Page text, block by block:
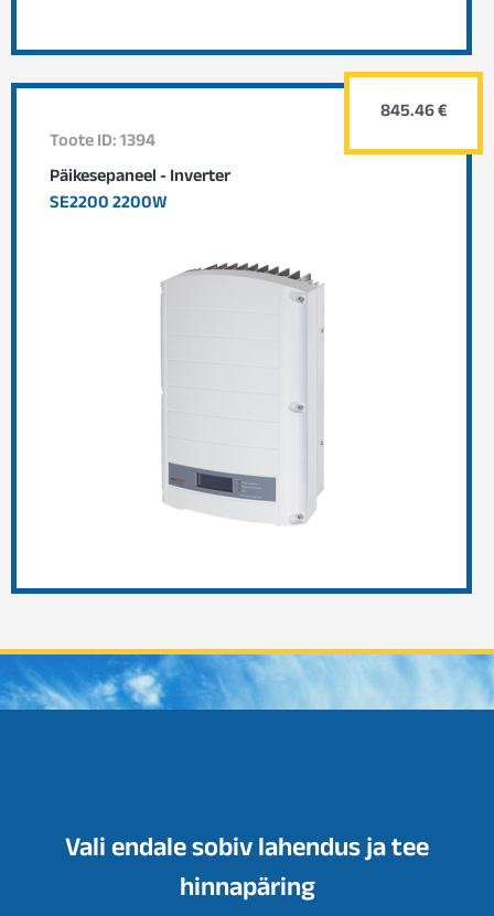
Toote ID: 1394
Päikesepaneel - Inverter
SE2200 2200W
845.46 €
Vali endale sobiv lahendus ja tee
hinnapäring